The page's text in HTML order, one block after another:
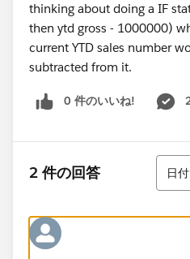
thinking about doing a IF
then ytd gross - 1000000)
current YTD sales number
subtracted from it.
0 件のいいね!
2 件の回答
並び
日